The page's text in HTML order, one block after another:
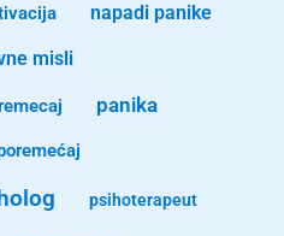
napadi panike
misli
panika
psihoterapeut